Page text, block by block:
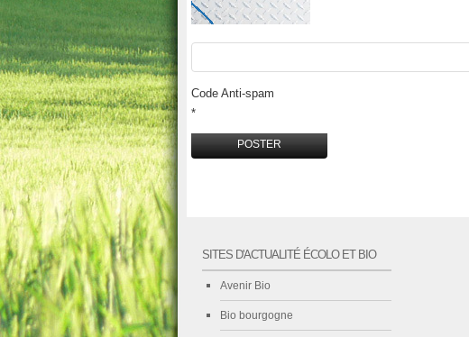
Code Anti-spam
*
SITES D'ACTUALITÉ ÉCOLO ET BIO
Avenir Bio
Bio bourgogne